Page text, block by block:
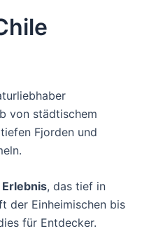
von städtischem
Fjorden und
, das tief in
der Einheimischen bis
für Entdecker.